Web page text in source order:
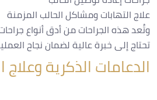
علاج التهابات ومشاكل الحالب المزمنة
وتُعد هذه الجراحات من أدق أنواع
تحتاج إلى خبرة عالية لضمان نجاح
الدعامات الذكرية